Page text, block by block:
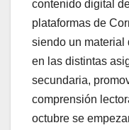
contenido digital
plataformas de
siendo un material
en las distintas
secundaria,
comprensión
octubre se